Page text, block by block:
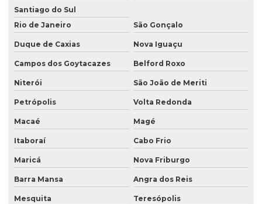
Santiago do Sul
Rio de Janeiro
São Gonçalo
Duque de Caxias Nova Iguaçu
Campos dos Goytacazes Belford Roxo
Niterói São João de Meriti
Petrópolis Volta Redonda
Macaé Magé
Itaboraí Cabo Frio
Maricá Nova Friburgo
Barra Mansa Angra dos Reis
Mesquita Teresópolis